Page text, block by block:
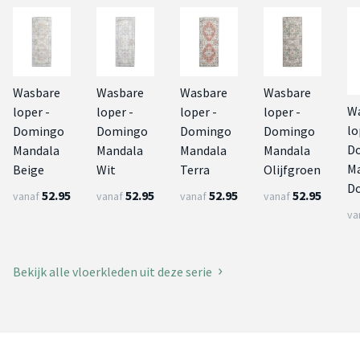
Wasbare
loper -
Domingo
Mandala
Beige
vanaf52.95
Wasbare
loper -
Domingo
Mandala
Wit
vanaf52.95
Wasbare
loper -
Domingo
Mandala
Terra
vanaf52.95
Wasbare
loper -
Domingo
Mandala
Olijfgroen
vanaf52.95
Bekijk alle vloerkleden uit deze serie